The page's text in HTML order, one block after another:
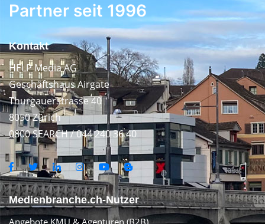
Partner seit 1996
Kontakt
HELP Media AG
Geschäftshaus Airgate
Thurgauerstrasse 40
8050 Zürich
0800 SEARCH / 044 240 36 40
Medienbranche.ch-Nutzer